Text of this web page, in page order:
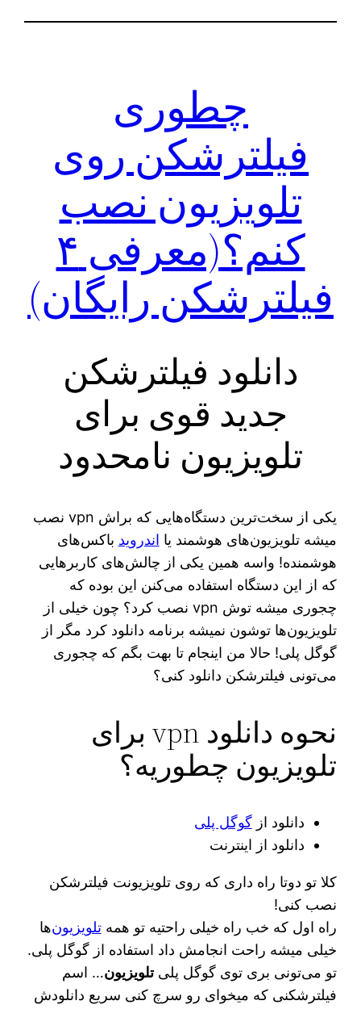
چطوری
فیلترشکن روی
تلویزیون نصب
کنم؟(معرفی ۴
فیلترشکن رایگان)
دانلود فیلترشکن
جدید قوی برای
تلویزیون نامحدود
یکی از سخت‌ترین دستگاه‌هایی که براش vpn نصب
میشه تلویزیون‌های هوشمند یا اندروید باکس‌های
هوشمنده! واسه همین یکی از چالش‌های کاربرهایی
که از این دستگاه استفاده می‌کنن این بوده که
چجوری میشه توش vpn نصب کرد؟ چون خیلی از
تلویزیون‌ها توشون نمیشه برنامه دانلود کرد مگر از
گوگل پلی! حالا من اینجام تا بهت بگم که چجوری
می‌تونی فیلترشکن دانلود کنی؟
نحوه دانلود vpn برای
تلویزیون چطوریه؟
دانلود ازگوگل پلی
دانلود از اینترنت
کلا تو دوتا راه داری که روی تلویزیونت فیلترشکن
نصب کنی!
راه اول که خب راه خیلی راحتیه تو همهتلویزیون‌ها
خیلی میشه راحت انجامش داد استفاده از گوگل پلی.
تو می‌تونی بری توی گوگل پلیتلویزیون… اسم
فیلترشکنی که میخوای رو سرچ کنی سریع دانلودش